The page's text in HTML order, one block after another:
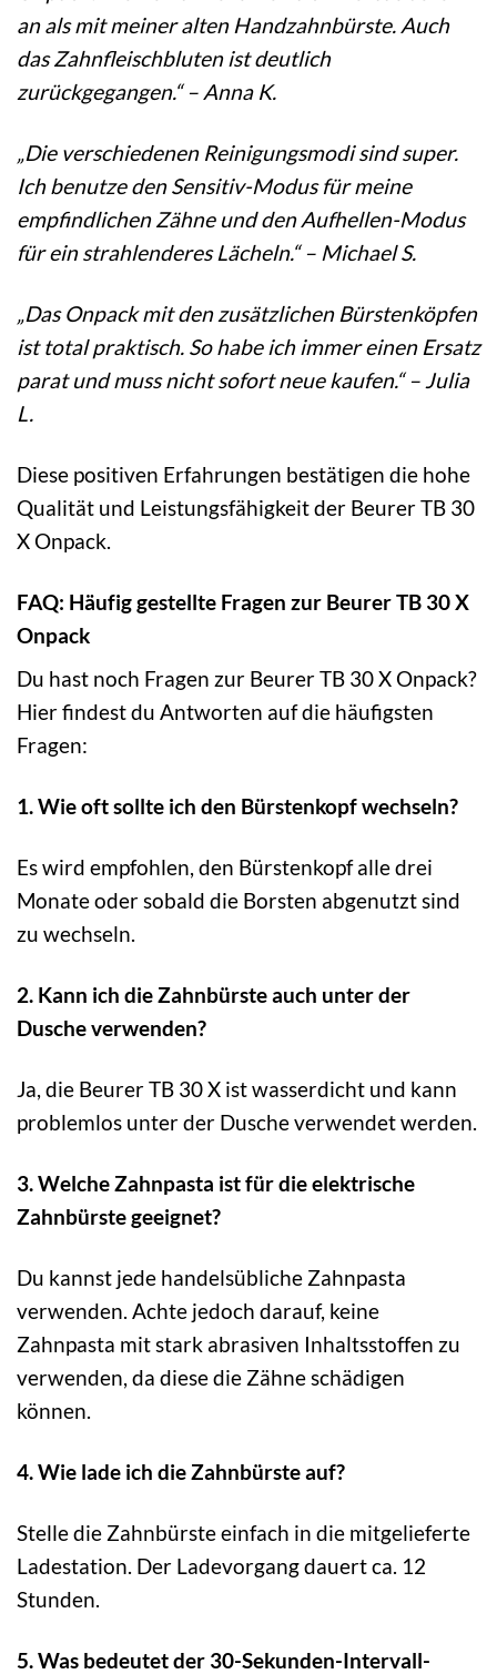
an als mit meiner alten Handzahnbürste. Auch
das Zahnfleischbluten ist deutlich
zurückgegangen.“ – Anna K.
„Die verschiedenen Reinigungsmodi sind super.
Ich benutze den Sensitiv-Modus für meine
empfindlichen Zähne und den Aufhellen-Modus
für ein strahlenderes Lächeln.“ – Michael S.
„Das Onpack mit den zusätzlichen Bürstenköpfen
ist total praktisch. So habe ich immer einen Ersatz
parat und muss nicht sofort neue kaufen.“ – Julia
L.
Diese positiven Erfahrungen bestätigen die hohe
Qualität und Leistungsfähigkeit der Beurer TB 30
X Onpack.
FAQ: Häufig gestellte Fragen zur Beurer TB 30 X
Onpack
Du hast noch Fragen zur Beurer TB 30 X Onpack?
Hier findest du Antworten auf die häufigsten
Fragen:
1. Wie oft sollte ich den Bürstenkopf wechseln?
Es wird empfohlen, den Bürstenkopf alle drei
Monate oder sobald die Borsten abgenutzt sind
zu wechseln.
2. Kann ich die Zahnbürste auch unter der
Dusche verwenden?
Ja, die Beurer TB 30 X ist wasserdicht und kann
problemlos unter der Dusche verwendet werden.
3. Welche Zahnpasta ist für die elektrische
Zahnbürste geeignet?
Du kannst jede handelsübliche Zahnpasta
verwenden. Achte jedoch darauf, keine
Zahnpasta mit stark abrasiven Inhaltsstoffen zu
verwenden, da diese die Zähne schädigen
können.
4. Wie lade ich die Zahnbürste auf?
Stelle die Zahnbürste einfach in die mitgelieferte
Ladestation. Der Ladevorgang dauert ca. 12
Stunden.
5. Was bedeutet der 30-Sekunden-Intervall-